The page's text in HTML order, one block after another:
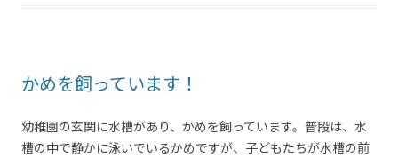
かめを飼っています！
幼稚園の玄関に水槽があり、かめを飼っています。普段は、水
槽の中で静かに泳いでいるかめですが、子どもたちが水槽の前